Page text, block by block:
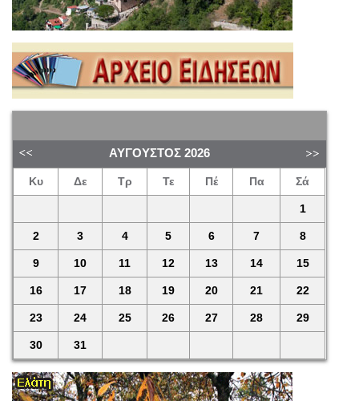
ΑΎΓΟΥΣΤΟΣ 2026
Κυ Δε Τρ Τε Πέ Πα Σά
1
2 3 4 5 6 7 8
9 10 11 12 13 14 15
16 17 18 19 20 21 22
23 24 25 26 27 28 29
30 31